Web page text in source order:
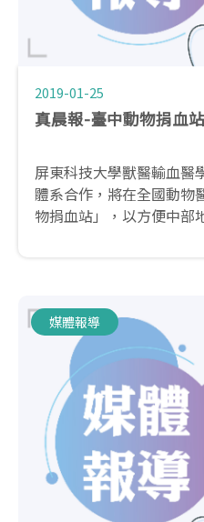
2019-01-25
真晨報-臺中動物捐血
屏東科技大學獸醫輸血醫
體系合作，將在全國動物
物捐血站」，以方便中部
媒體報導